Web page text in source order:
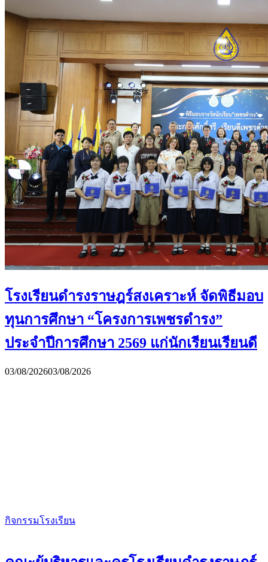
โรงเรียนดำรงราษฎร์สงเคราะห์ จัดพิธีมอบ
ทุนการศึกษา “โครงการเพชรดำรง”
ประจำปีการศึกษา 2569 แก่นักเรียนเรียนดี
03/08/202603/08/2026
กิจกรรมโรงเรียน